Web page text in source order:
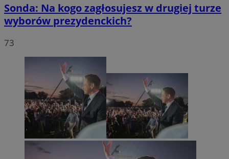
Sonda: Na kogo zagłosujesz w drugiej turze
wyborów prezydenckich?
73